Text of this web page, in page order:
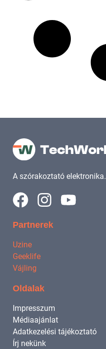
A szórakoztató elektronika.
Partnerek
Uzine
Geeklife
Vájling
Oldalak
Impresszum
Médiaajánlat
Adatkezelési tájékoztató
Írj nekünk